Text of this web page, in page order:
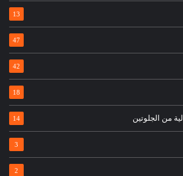
13
47
42
18
14
3
2